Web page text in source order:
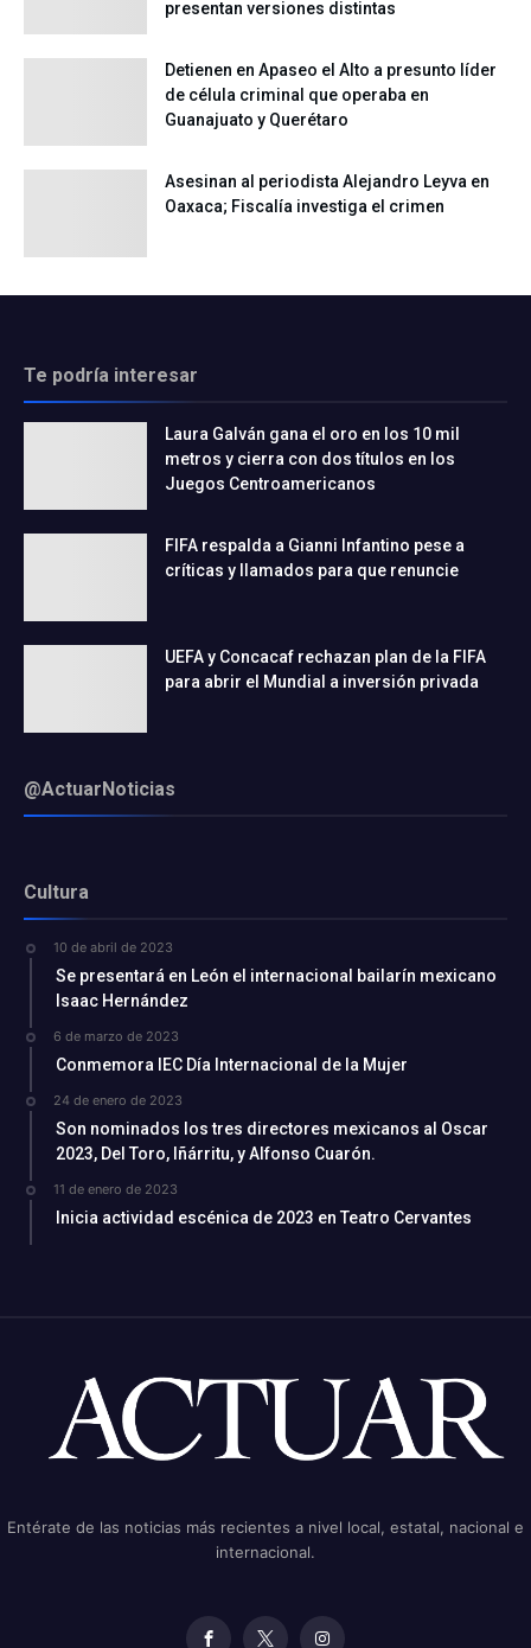
presentan versiones distintas
Detienen en Apaseo el Alto a presunto líder
de célula criminal que operaba en
Guanajuato y Querétaro
Asesinan al periodista Alejandro Leyva en
Oaxaca; Fiscalía investiga el crimen
Te podría interesar
Laura Galván gana el oro en los 10 mil
metros y cierra con dos títulos en los
Juegos Centroamericanos
FIFA respalda a Gianni Infantino pese a
críticas y llamados para que renuncie
UEFA y Concacaf rechazan plan de la FIFA
para abrir el Mundial a inversión privada
@ActuarNoticias
Cultura
10 de abril de 2023
Se presentará en León el internacional bailarín mexicano
Isaac Hernández
6 de marzo de 2023
Conmemora IEC Día Internacional de la Mujer
24 de enero de 2023
Son nominados los tres directores mexicanos al Oscar
2023, Del Toro, Iñárritu, y Alfonso Cuarón.
11 de enero de 2023
Inicia actividad escénica de 2023 en Teatro Cervantes
Entérate de las noticias más recientes a nivel local, estatal, nacional e
internacional.